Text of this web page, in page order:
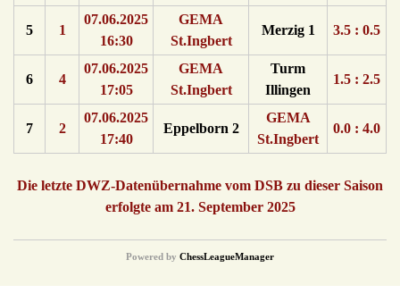
5 1
07.06.2025
16:30
GEMA
St.Ingbert
Merzig 1 3.5 : 0.5
6 4
07.06.2025
17:05
GEMA
St.Ingbert
Turm
Illingen
1.5 : 2.5
7 2
07.06.2025
17:40
Eppelborn 2
GEMA
St.Ingbert
0.0 : 4.0
Die letzte DWZ-Datenübernahme vom DSB zu dieser Saison
erfolgte am 21. September 2025
Powered by ChessLeagueManager